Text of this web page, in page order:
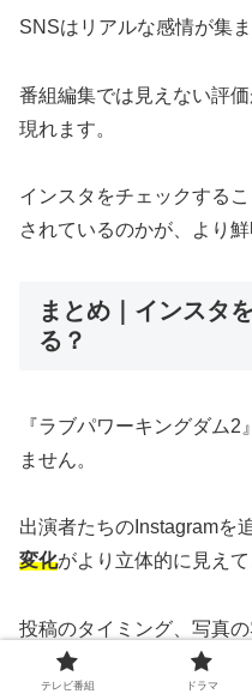
SNSはリアルな感情が集ま
番組編集では見えない評
現れます。
インスタをチェックする
されているのかが、より
まとめ｜インスタ
る？
『ラブパワーキングダム
ません。
出演者たちのInstagramを
変化がより立体的に見えて
投稿のタイミング、写真
テレビ番組 ドラマ